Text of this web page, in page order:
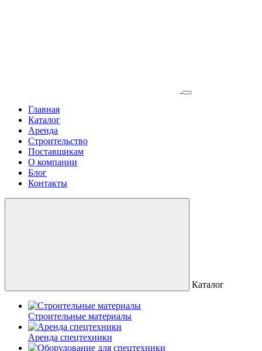
Главная
Каталог
Аренда
Строительство
Поставщикам
О компании
Блог
Контакты
Каталог
Строительные материалы
Аренда спецтехники